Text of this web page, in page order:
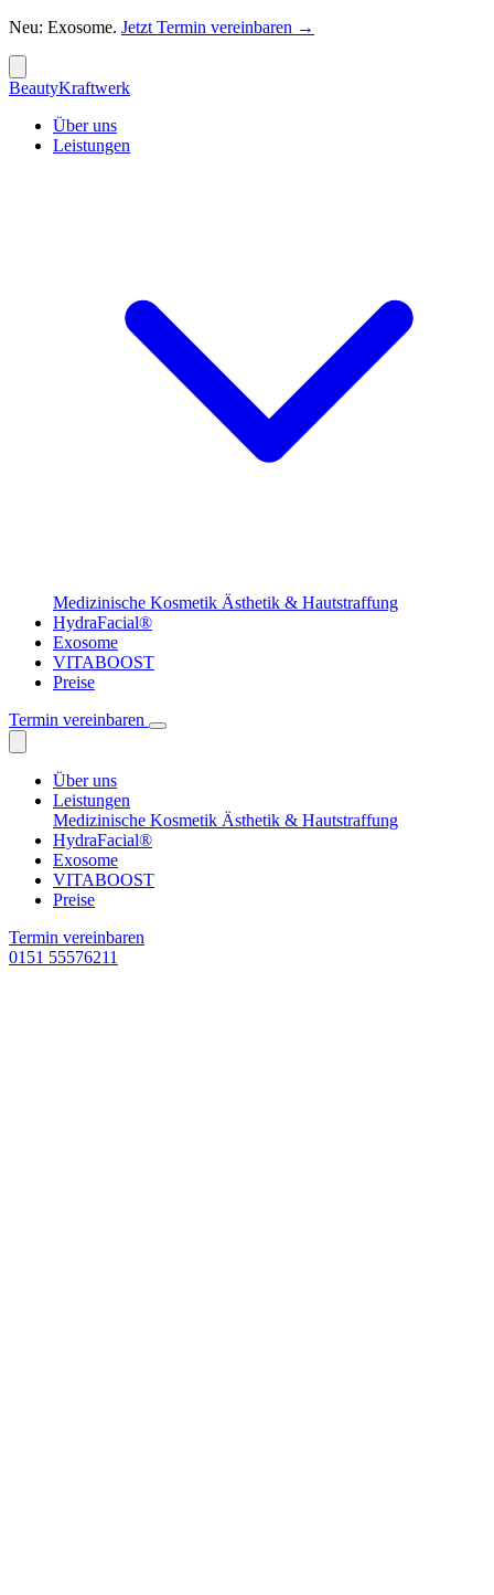
Neu: Exosome. Jetzt Termin vereinbaren →
BeautyKraftwerk
Über uns
Leistungen
Medizinische Kosmetik Ästhetik & Hautstraffung
HydraFacial®
Exosome
VITABOOST
Preise
Termin vereinbaren
Über uns
Leistungen
Medizinische Kosmetik Ästhetik & Hautstraffung
HydraFacial®
Exosome
VITABOOST
Preise
Termin vereinbaren
0151 55576211